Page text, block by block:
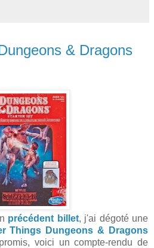
& Dragons
précédent billet, j'ai dégoté une
Things Dungeons & Dragons
voici un compte-rendu de